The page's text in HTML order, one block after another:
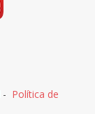
- Política de